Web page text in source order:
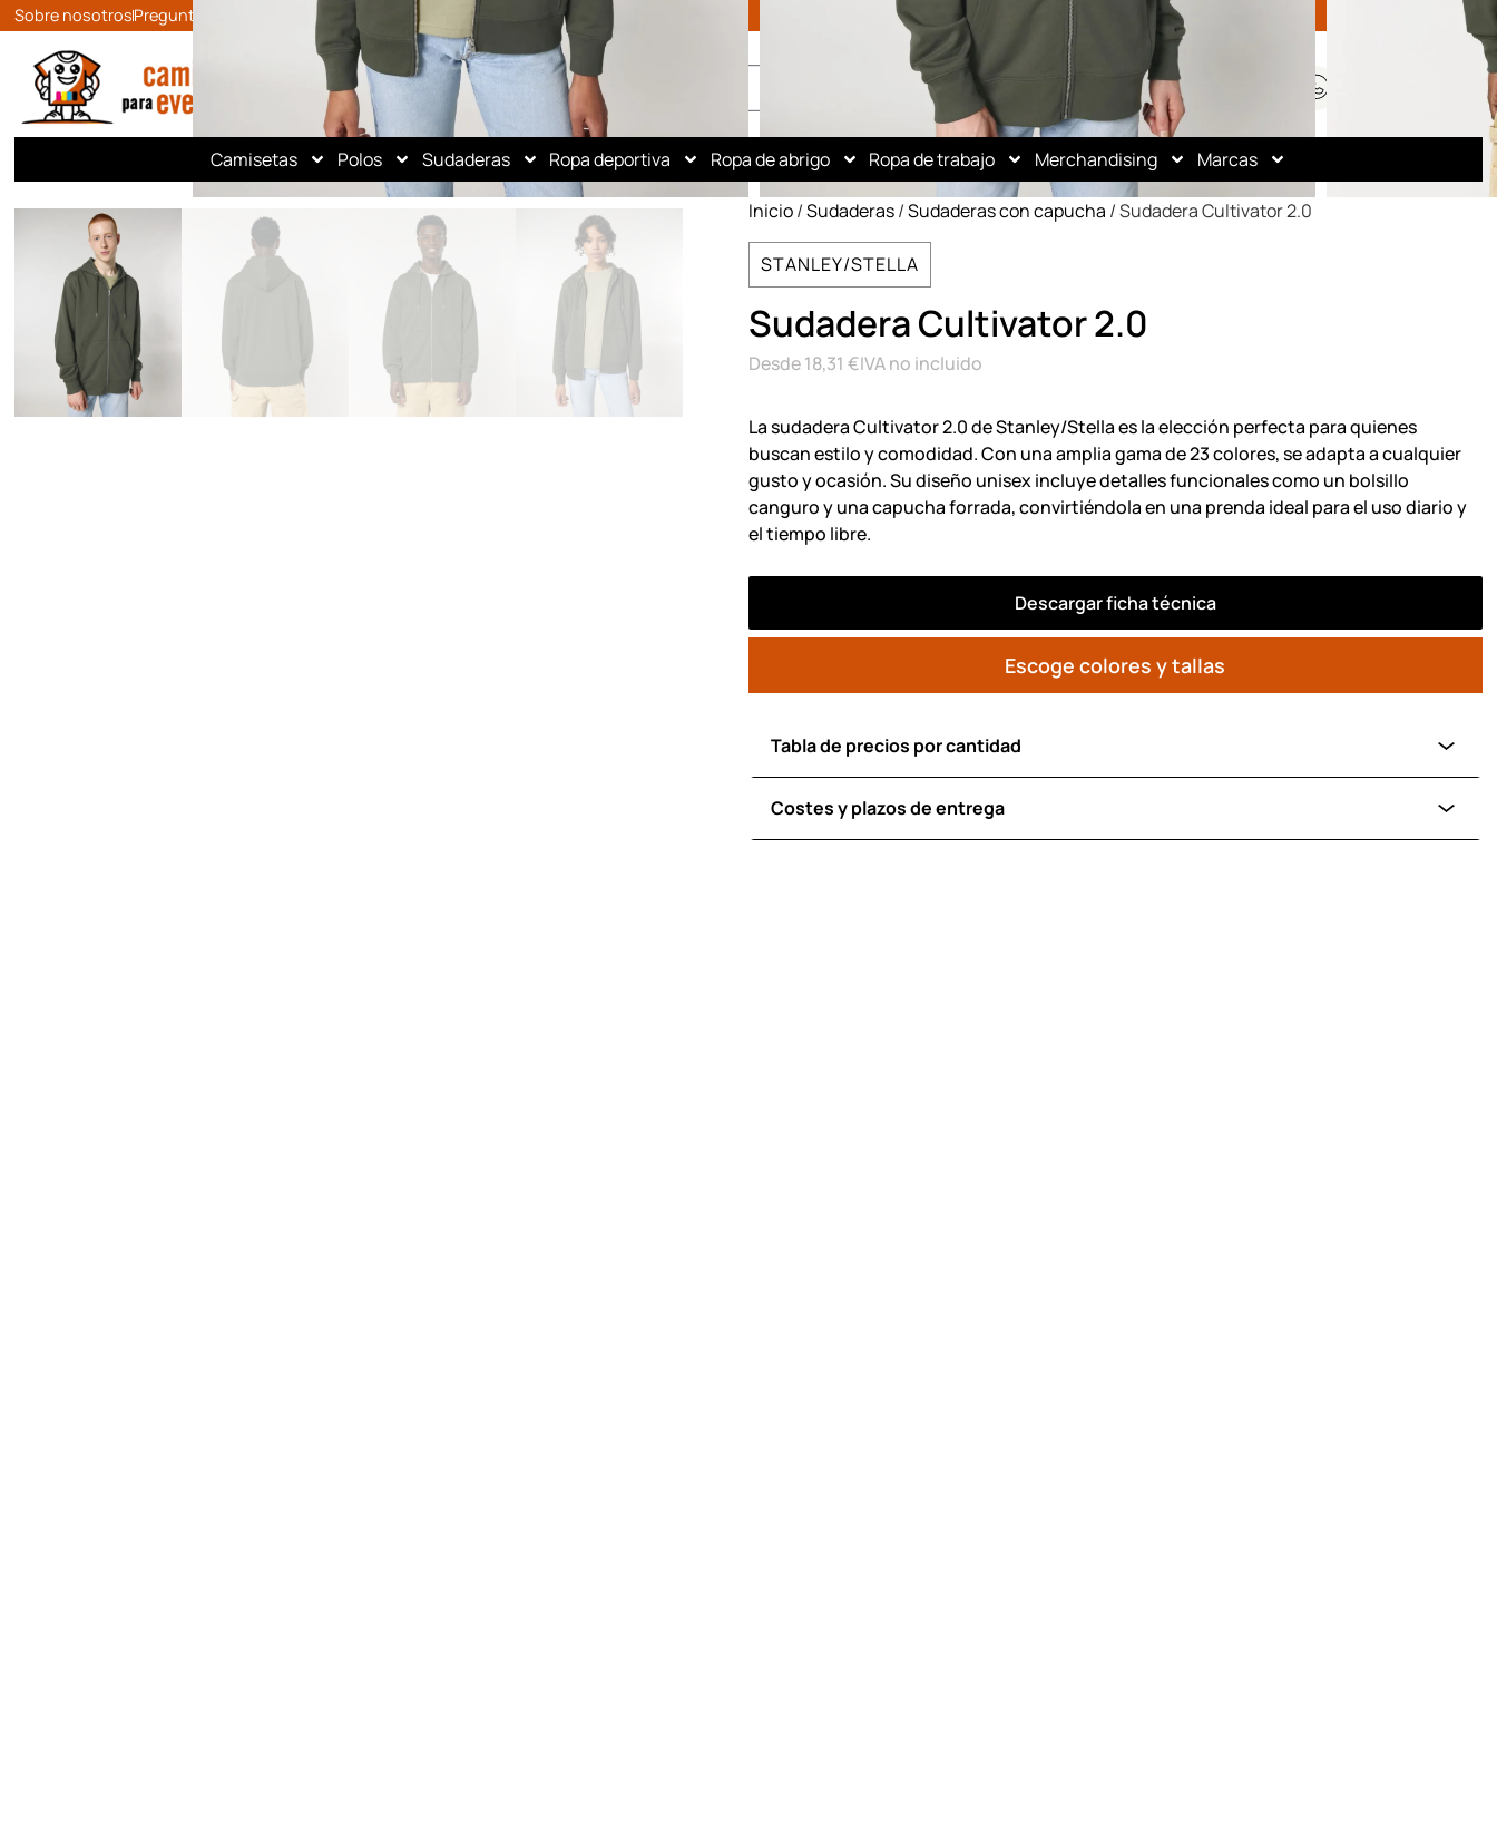
Sobre nosotrosPreguntas frecuentes Contacto Regístrate
¿Dudas? Llámanos
(+34) 960 70 66 19
Camisetas Polos Sudaderas Ropa deportiva Ropa de abrigo Ropa de trabajo Merchandising Marcas
Inicio/Sudaderas/Sudaderas con capucha / Sudadera Cultivator 2.0
STANLEY/STELLA
Sudadera Cultivator 2.0
Desde18,31 €IVA no incluido
La sudadera Cultivator 2.0 de Stanley/Stella es la elección perfecta para quienes
buscan estilo y comodidad. Con una amplia gama de 23 colores, se adapta a cualquier
gusto y ocasión. Su diseño unisex incluye detalles funcionales como un bolsillo
canguro y una capucha forrada, convirtiéndola en una prenda ideal para el uso diario y
el tiempo libre.
Descargar ficha técnica
Escoge colores y tallas
Tabla de precios por cantidad
Costes y plazos de entrega